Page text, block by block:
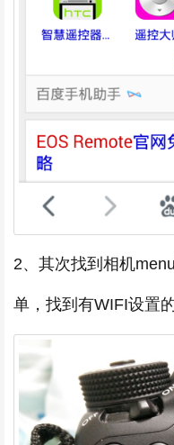
2、其次找到相机
单，找到有WIFI设置